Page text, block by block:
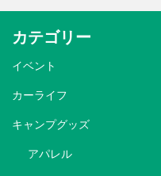
カテゴリー
イベント
カーライフ
キャンプグッズ
アパレル